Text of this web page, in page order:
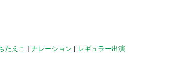
たえこ | ナレーション | レギュラー出演